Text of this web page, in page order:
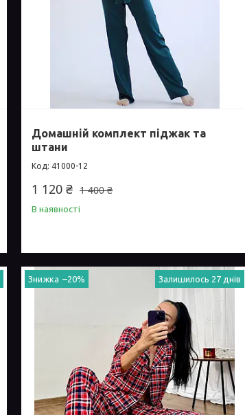
Домашній комплект піджак та
штани
41000-12
1 400 ₴
1 120 ₴
В наявності
–20% Залишилось 27 днів